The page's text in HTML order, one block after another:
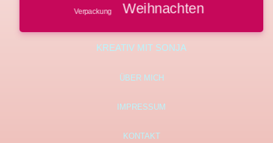
Verpackung Weihnachten
KREATIV MIT SONJA
ÜBER MICH
IMPRESSUM
KONTAKT